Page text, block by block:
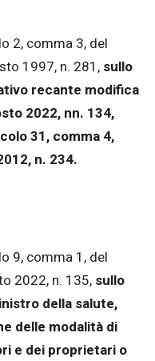
2, comma 3, del
1997, n. 281, sullo
recante modifica
2022, nn. 134,
31, comma 4,
n. 234.
9, comma 1, del
2022, n. 135, sullo
della salute,
delle modalità di
e dei proprietari o